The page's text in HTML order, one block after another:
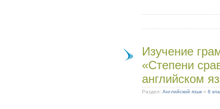
Изучение
«Степени
английском
Раздел: Английский язык » 8